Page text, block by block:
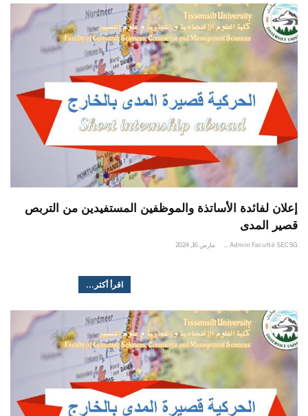
إعلان لفائدة الأساتذة والموظفين المستفيدين من التربص
قصير المدى
مارس 16, 2024
اقرأ أكثر...